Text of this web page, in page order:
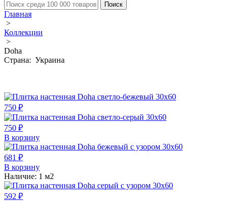
Главная
>
Коллекции
>
Doha
Страна: Украина
750 ₽
750 ₽
В корзину
681 ₽
В корзину
Наличие: 1 м2
592 ₽